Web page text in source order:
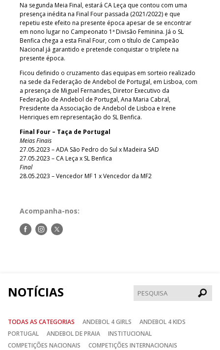
Na segunda Meia Final, estará CA Leça que contou com uma
presença inédita na Final Four passada (2021/2022) e que
repetiu este efeito na presente época apesar de se encontrar
em nono lugar no Campeonato 1ª Divisão Feminina. Já o SL
Benfica chega a esta Final Four, com o título de Campeão
Nacional já garantido e pretende conquistar o triplete na
presente época.
Ficou definido o cruzamento das equipas em sorteio realizado
na sede da Federação de Andebol de Portugal, em Lisboa, com
a presença de Miguel Fernandes, Diretor Executivo da
Federação de Andebol de Portugal, Ana Maria Cabral,
Presidente da Associação de Andebol de Lisboa e Irene
Henriques em representação do SL Benfica.
Final Four – Taça de Portugal
Meias Finais
27.05.2023 – ADA São Pedro do Sul x Madeira SAD
27.05.2023 – CA Leça x SL Benfica
Final
28.05.2023 – Vencedor MF 1 x Vencedor da MF2
Acompanha-nos:
Siga-Siga-Siga-
NOTÍCIAS
TODAS AS CATEGORIAS ANDEBOL 4 GIRLS
ANDEBOL 4 KIDS
PORTUGAL
ANDEBOL DE PRAIA
INSTITUCIONAL
COMPETIÇÕES NACIONAIS
COMPETIÇÕES INTERNACIONAIS